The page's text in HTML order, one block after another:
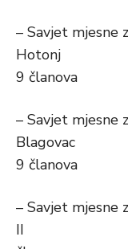
– Savjet mjesne
9 članova
– Savjet mjesne
9 članova
– Savjet mjesne